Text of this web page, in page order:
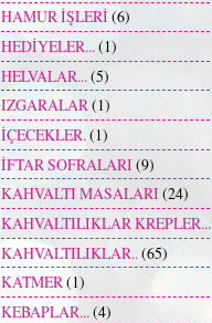
HAMUR İŞLERİ (6)
HEDİYELER...(1)
HELVALAR... (5)
IZGARALAR(1)
İÇECEKLER.(1)
İFTAR SOFRALARI (9)
KAHVALTI MASALARI(24)
KAHVALTILIKLAR KREPLER...
KAHVALTILIKLAR.. (65)
KATMER(1)
KEBAPLAR...(4)